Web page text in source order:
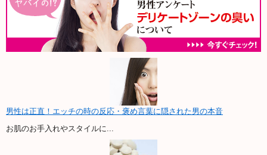
男性は正直！エッチの時の反応・褒め言葉に隠された男の本音
お肌のお手入れやスタイルに...